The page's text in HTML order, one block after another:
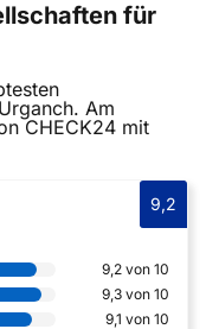
für
Am
CHECK24 mit
9,2
9,2 von 10
9,3 von 10
9,1 von 10